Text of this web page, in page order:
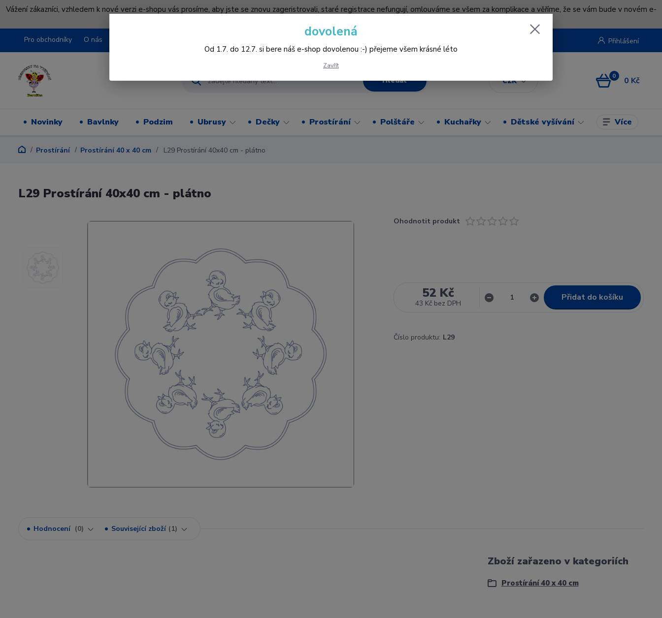
Vážení zákazníci, vzhledem k nové verzi e-shopu vás prosíme, aby jste se znovu zageristrovali, staré registrace nefungují, omlouváme se všem za komplikace a věříme, že se vám bude v novém e-
Pro obchodníky O nás
CZK
Přihlášení
Hledat 0 0 Kč
Novinky Bavlnky Podzim Ubrusy Dečky Prostírání Polštáře Kuchařky Dětské vyšívání Více
Prostírání Prostírání 40 x 40 cm L29 Prostírání 40x40 cm - plátno
L29 Prostírání 40x40 cm - plátno
Ohodnotit produkt
52 Kč
43 Kč bez DPH
Přidat do košíku
Číslo produktu: L29
Hodnocení 0 Související zboží 1
Zboží zařazeno v kategoriích
Prostírání 40 x 40 cm
dovolená
Od 1.7. do 12.7. si bere náš e-shop dovolenou :-) přejeme všem krásné léto
Zavřít